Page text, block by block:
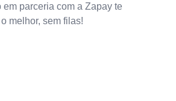
em parceria com a Zapay te
melhor, sem filas!